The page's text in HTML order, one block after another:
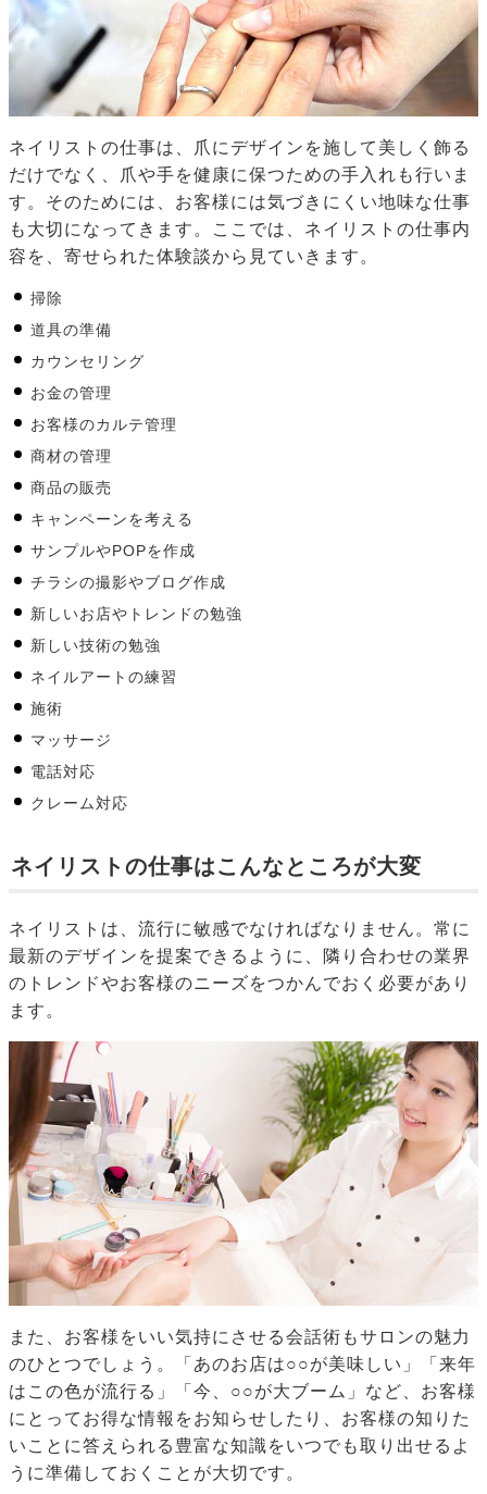
ネイリストの仕事は、爪にデザインを施して美しく飾る
だけでなく、爪や手を健康に保つための手入れも行いま
す。そのためには、お客様には気づきにくい地味な仕事
も大切になってきます。ここでは、ネイリストの仕事内
容を、寄せられた体験談から見ていきます。
掃除
道具の準備
カウンセリング
お金の管理
お客様のカルテ管理
商材の管理
商品の販売
キャンペーンを考える
サンプルやPOPを作成
チラシの撮影やブログ作成
新しいお店やトレンドの勉強
新しい技術の勉強
ネイルアートの練習
施術
マッサージ
電話対応
クレーム対応
ネイリストの仕事はこんなところが大変
ネイリストは、流行に敏感でなければなりません。常に
最新のデザインを提案できるように、隣り合わせの業界
のトレンドやお客様のニーズをつかんでおく必要があり
ます。
また、お客様をいい気持にさせる会話術もサロンの魅力
のひとつでしょう。「あのお店は○○が美味しい」「来年
はこの色が流行る」「今、○○が大ブーム」など、お客様
にとってお得な情報をお知らせしたり、お客様の知りた
いことに答えられる豊富な知識をいつでも取り出せるよ
うに準備しておくことが大切です。